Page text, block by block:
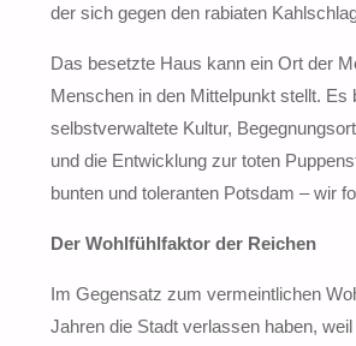
der sich gegen den rabiaten
Das besetzte Haus kann ein Ort der
Menschen in den Mittelpunkt stellt.
selbstverwaltete Kultur,
und die Entwicklung zur toten
bunten und toleranten Potsdam – wir
Der Wohlfühlfaktor der Reichen
Im Gegensatz zum vermeintlichen
Jahren die Stadt verlassen haben,